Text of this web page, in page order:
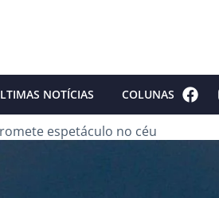
NOTÍCIAS COLUNAS
espetáculo no céu